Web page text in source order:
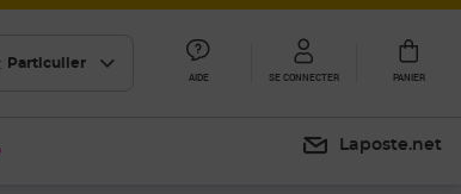
Particulier
AIDE SE CONNECTER PANIER
Laposte.net